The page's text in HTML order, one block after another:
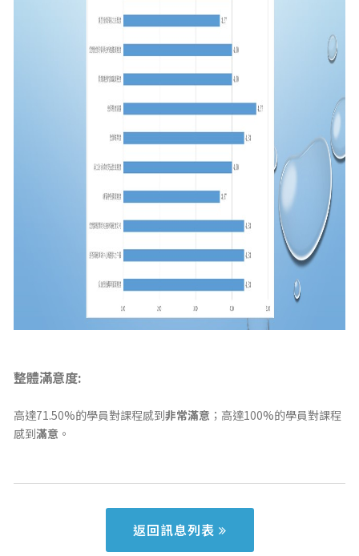
整體滿意度:
高達71.50%的學員對課程感到非常滿意 ；高達100%的學員對課程
感到滿意 。
返回訊息列表